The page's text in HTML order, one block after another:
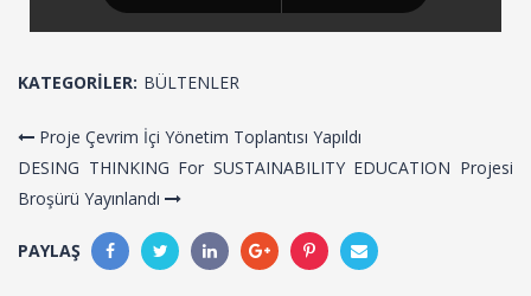
KATEGORILER: BÜLTENLER
Proje Çevrim İçi Yönetim Toplantısı Yapıldı
DESING THINKING For SUSTAINABILITY EDUCATION Projesi
Broşürü Yayınlandı
PAYLAŞ